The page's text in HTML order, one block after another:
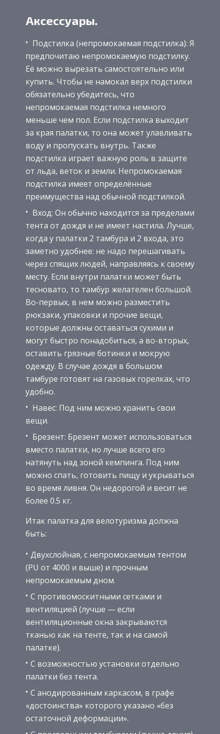
Аксессуары.
Подстилка (непромокаемая подстилка): Я
предпочитаю непромокаемую подстилку.
Её можно вырезать самостоятельно или
купить. Чтобы не намокал верх подстилки
обязательно убедитесь, что
непромокаемая подстилка немного
меньше чем пол. Если подстилка выходит
за края палатки, то она может улавливать
воду и пропускать внутрь. Также
подстилка играет важную роль в защите
от льда, веток и земли. Непромокаемая
подстилка имеет определённые
преимущества над обычной подстилкой.
Вход: Он обычно находится за пределами
тента от дождя и не имеет настила. Лучше,
когда у палатки 2 тамбура и 2 входа, это
заметно удобнее: не надо перешагивать
через спящих людей, направляясь к своему
месту. Если внутри палатки может быть
тесновато, то тамбур желателен большой.
Во-первых, в нем можно разместить
рюкзаки, упаковки и прочие вещи,
которые должны оставаться сухими и
могут быстро понадобиться, а во-вторых,
оставить грязные ботинки и мокрую
одежду. В случае дождя в большом
тамбуре готовят на газовых горелках, что
удобно.
Навес: Под ним можно хранить свои
вещи.
Брезент: Брезент может использоваться
вместо палатки, но лучше всего его
натянуть над зоной кемпинга. Под ним
можно спать, готовить пищу и укрываться
во время ливня. Он недорогой и весит не
более 0.5 кг.
Итак палатка для велотуризма должна
быть:
Двухслойная, с непромокаемым тентом
(PU от 4000 и выше) и прочным
непромокаемым дном.
С противомоскитными сетками и
вентиляцией (лучше — если
вентиляционные окна закрываются
тканью как на тенте, так и на самой
палатке).
С возможностью установки отдельно
палатки без тента.
С анодированным каркасом, в графе
«достоинства» которого указано «без
остаточной деформации».